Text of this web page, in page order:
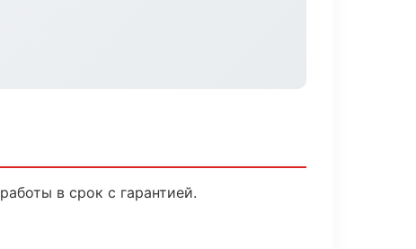
в срок с гарантией.